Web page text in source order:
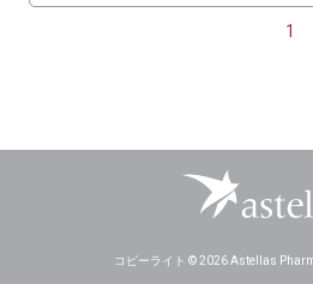
1
コピーライト © 2026 Astellas